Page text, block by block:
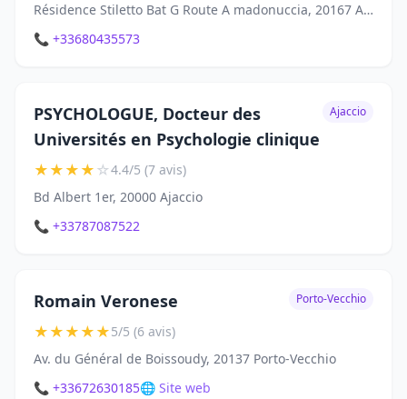
Résidence Stiletto Bat G Route A madonuccia, 20167 Ajaccio
📞 +33680435573
PSYCHOLOGUE, Docteur des
Universités en Psychologie clinique
Ajaccio
★★★★☆4.4/5 (7 avis)
Bd Albert 1er, 20000 Ajaccio
📞 +33787087522
Romain Veronese Porto-Vecchio
★★★★★5/5 (6 avis)
Av. du Général de Boissoudy, 20137 Porto-Vecchio
📞 +33672630185🌐 Site web